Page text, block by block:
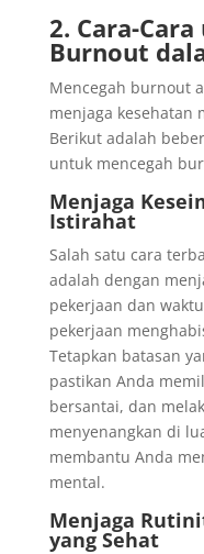
2. Cara-
Burnout
Mencegah burnout
menjaga kesehatan
Berikut adalah
untuk mencegah
Menjaga
Istirahat
Salah satu cara
adalah dengan
pekerjaan dan
pekerjaan
Tetapkan batasan
pastikan Anda
bersantai, dan
menyenangkan di
membantu Anda
mental.
Menjaga
yang Sehat